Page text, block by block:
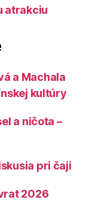
atrakciu
a Machala
kultúry
a ničota –
pri čaji
2026